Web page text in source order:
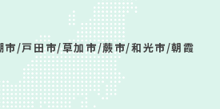
市/戸田市/草加市/蕨市/和光市/朝霞